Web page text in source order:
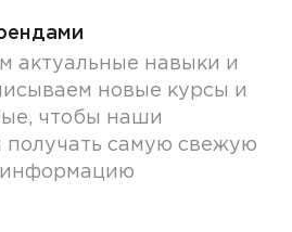
актуальные навыки и
новые курсы и
чтобы наши
получать самую свежую
информацию